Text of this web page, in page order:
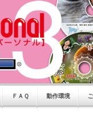
ＦＡＱ 動作環境